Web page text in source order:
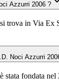
Azzurri 2006 ?
trova in Via Ex
Noci Azzurri
fondata nel